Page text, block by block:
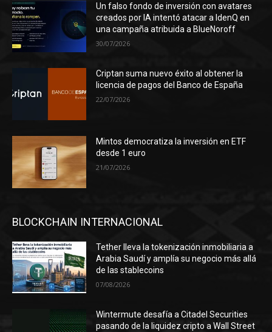
Un falso fondo de inversión con avatares
creados por IA intentó atacar a IdenQ en
una campaña atribuida a BlueNoroff
30/07/2026
Criptan suma nuevo éxito al obtener la
licencia de pagos del Banco de España
22/07/2026
Mintos democratiza la inversión en ETF
desde 1 euro
21/07/2026
BLOCKCHAIN INTERNACIONAL
Tether lleva la tokenización inmobiliaria a
Arabia Saudí y amplía su negocio más allá
de las stablecoins
07/08/2026
Wintermute desafía a Citadel Securities
pasando de la liquidez cripto a Wall Street